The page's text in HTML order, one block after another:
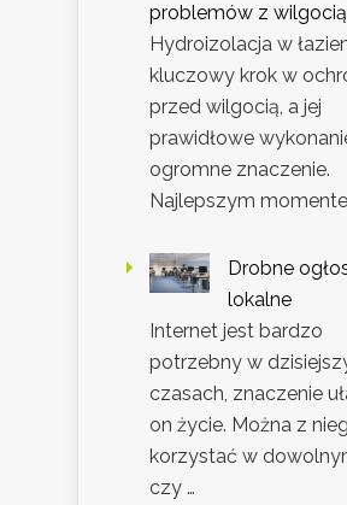
problemów z wilgocią
Hydroizolacja w
kluczowy krok w
przed wilgocią, a jej
prawidłowe
ogromne znaczenie.
Najlepszym
Drobne
lokalne
Internet jest bardzo
potrzebny w
czasach, znaczenie
on życie. Można z
korzystać w
czy …